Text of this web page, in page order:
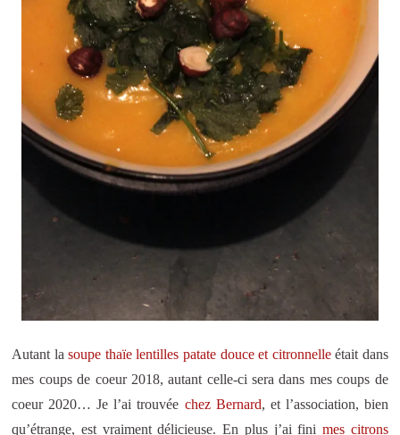
Autant lasoupe thaïe lentilles patate douce et citronnelleétait dans
mes coups de coeur 2018, autant celle-ci sera dans mes coups de
coeur 2020… Je l’ai trouvée chez Bernard, et l’association, bien
qu’étrange, est vraiment délicieuse. En plus j’ai fini mes citrons